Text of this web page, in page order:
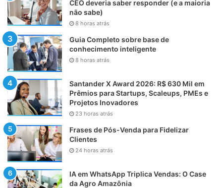
CEO deveria saber responder (e a maioria
não sabe)
8 horas atrás
Guia Completo sobre base de
conhecimento inteligente
8 horas atrás
Santander X Award 2026: R$ 630 Mil em
Prêmios para Startups, Scaleups, PMEs e
Projetos Inovadores
23 horas atrás
Frases de Pós-Venda para Fidelizar
Clientes
24 horas atrás
IA em WhatsApp Triplica Vendas: O Case
da Agro Amazônia